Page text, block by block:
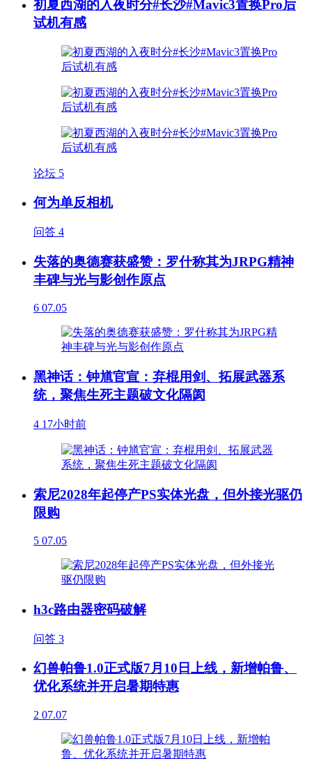
初夏西湖的入夜时分#长沙#Mavic3置换Pro后
试机有感
论坛 5
何为单反相机
问答 4
失落的奥德赛获盛赞：罗什称其为JRPG精神
丰碑与光与影创作原点
6 07.05
黑神话：钟馗官宣：弃棍用剑、拓展武器系
统，聚焦生死主题破文化隔阂
4 17小时前
索尼2028年起停产PS实体光盘，但外接光驱仍
限购
5 07.05
h3c路由器密码破解
问答 3
幻兽帕鲁1.0正式版7月10日上线，新增帕鲁、
优化系统并开启暑期特惠
2 07.07